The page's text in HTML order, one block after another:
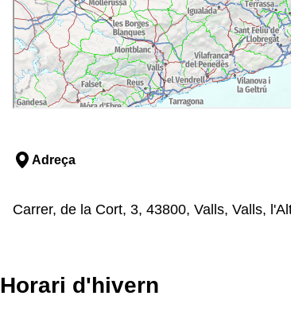
Adreça
Carrer, de la Cort, 3, 43800, Valls, Valls,
Horari d'hivern